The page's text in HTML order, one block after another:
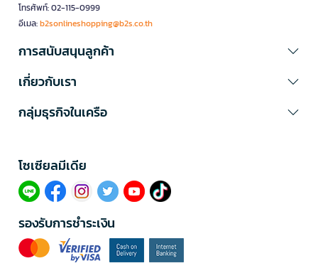
โทรศัพท์: 02-115-0999
อีเมล:b2sonlineshopping@b2s.co.th
การสนับสนุนลูกค้า
เกี่ยวกับเรา
กลุ่มธุรกิจในเครือ
โซเซียลมีเดีย​
รองรับการชำระเงิน